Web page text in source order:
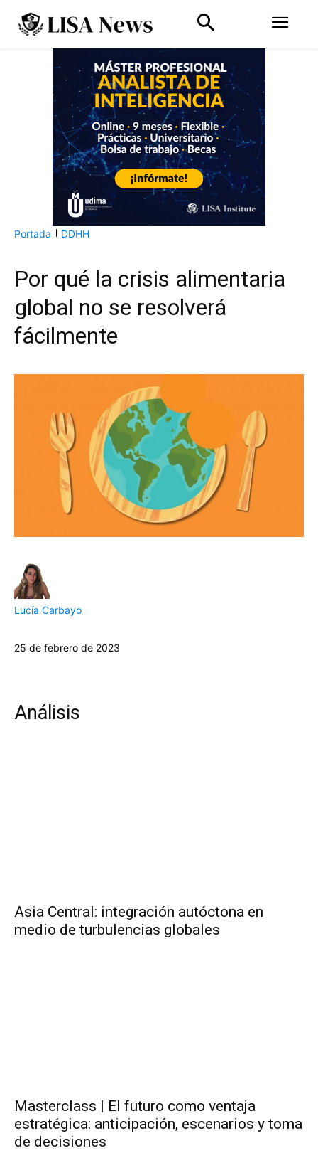
Portada DDHH
Por qué la crisis alimentaria
global no se resolverá
fácilmente
Lucía Carbayo
25 de febrero de 2023
Análisis
Asia Central: integración autóctona en
medio de turbulencias globales
Masterclass | El futuro como ventaja
estratégica: anticipación, escenarios y toma
de decisiones